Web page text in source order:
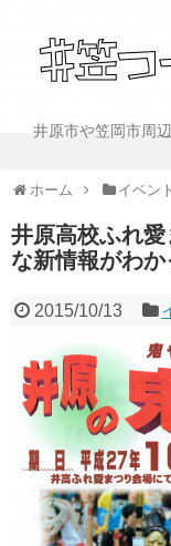
井原市や笠岡市周
ホーム イベント
井原高校ふれ
な新情報がわか
2015/10/13